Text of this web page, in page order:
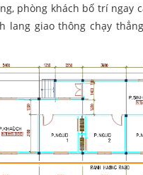
phòng khách bố trí ngay
lang giao thông chạy